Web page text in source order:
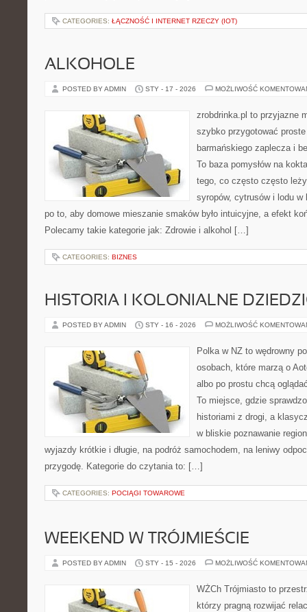
CATEGORIES: ŁĄCZNOŚĆ I INTERNET RZECZY (IOT)
ALKOHOLE
POSTED BY ADMIN STY - 17 - 2026 MOŻLIWOŚĆ
zrobdrinka.pl to przyjazne
szybko przygotować
barmańskiego zaplecza i
To baza pomysłów na
tego, co często często
syropów, cytrusów i lodu w
po to, aby domowe mieszanie smaków było intuicyjne, a efekt
Polecamy takie kategorie jak: Zdrowie i alkohol […]
CATEGORIES: BIZNES
HISTORIA I KOLONIALNE
POSTED BY ADMIN STY - 16 - 2026 MOŻLIWOŚĆ
Polka w NZ to wędrowny
osobach, które marzą o
albo po prostu chcą
To miejsce, gdzie
historiami z drogi, a
w bliskie poznawanie
wyjazdy krótkie i długie, na podróż samochodem, na leniwy
przygodę. Kategorie do czytania to: […]
CATEGORIES: POCIĄGI TOWAROWE
WEEKEND W TRÓJMIEŚCIE
POSTED BY ADMIN STY - 15 - 2026 MOŻLIWOŚĆ
WŻCh Trójmiasto to
którzy pragną rozwijać